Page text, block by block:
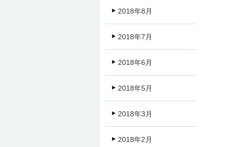
2018年8月
2018年7月
2018年6月
2018年5月
2018年3月
2018年2月